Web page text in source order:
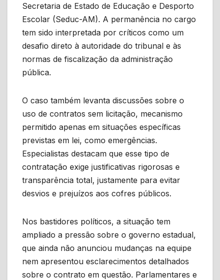
Secretaria de Estado de Educação e Desporto
Escolar (Seduc-AM). A permanência no cargo
tem sido interpretada por críticos como um
desafio direto à autoridade do tribunal e às
normas de fiscalização da administração
pública.
O caso também levanta discussões sobre o
uso de contratos sem licitação, mecanismo
permitido apenas em situações específicas
previstas em lei, como emergências.
Especialistas destacam que esse tipo de
contratação exige justificativas rigorosas e
transparência total, justamente para evitar
desvios e prejuízos aos cofres públicos.
Nos bastidores políticos, a situação tem
ampliado a pressão sobre o governo estadual,
que ainda não anunciou mudanças na equipe
nem apresentou esclarecimentos detalhados
sobre o contrato em questão. Parlamentares e